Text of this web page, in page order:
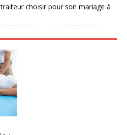
choisir pour son mariage à